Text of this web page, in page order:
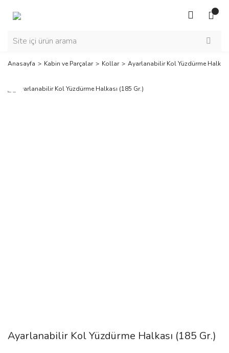
Anasayfa Kabin ve Parçalar Kollar Ayarlanabilir Kol Yüzdürme
Ayarlanabilir Kol Yüzdürme Halkası (185 Gr.)